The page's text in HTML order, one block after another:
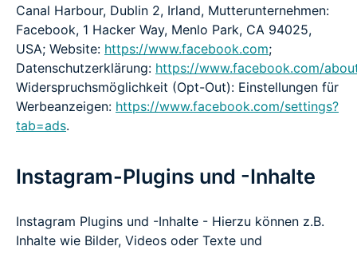
Canal Harbour, Dublin 2, Irland, Mutterunternehmen:
Facebook, 1 Hacker Way, Menlo Park, CA 94025,
USA; Website: https://www.facebook.com;
Datenschutzerklärung: https://www.facebook.com/
Widerspruchsmöglichkeit (Opt-Out): Einstellungen für
Werbeanzeigen: https://www.facebook.com/settings?
tab=ads.
Instagram-Plugins und -Inhalte
Instagram Plugins und -Inhalte - Hierzu können z.B.
Inhalte wie Bilder, Videos oder Texte und